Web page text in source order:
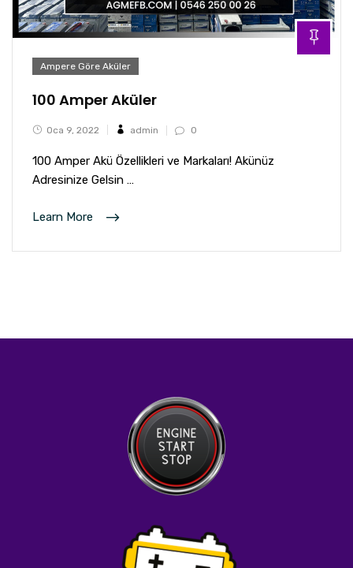
Ampere Göre Aküler
100 Amper Aküler
Oca 9, 2022 admin 0
100 Amper Akü Özellikleri ve Markaları! Akünüz
Adresinize Gelsin …
Learn More